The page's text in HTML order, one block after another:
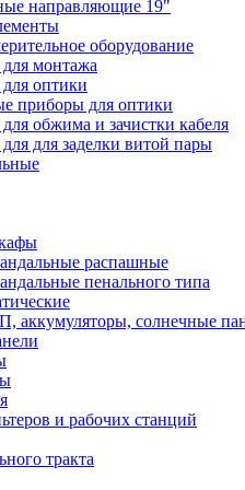
направляющие 19"
оборудование
монтажа
оптики
приборы для оптики
обжима и зачистки кабеля
для заделки витой пары
распашные
пенального типа
аккумуляторы, солнечные
и рабочих станций
тракта